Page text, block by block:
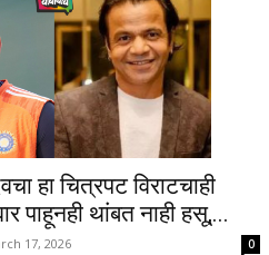
हा चित्रपट विराटचाही
पाहूनही थांबत नाही हसू,...
17, 2026 0